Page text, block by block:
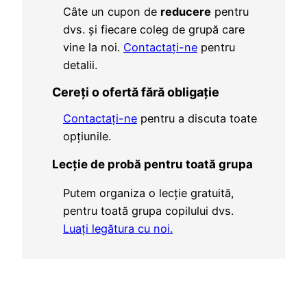
Câte un cupon de reducere pentru
dvs. și fiecare coleg de grupă care
vine la noi. Contactați-ne pentru
detalii.
Cereți o ofertă fără obligație
Contactați-ne pentru a discuta toate
opțiunile.
Lecție de probă pentru toată grupa
Putem organiza o lecție gratuită,
pentru toată grupa copilului dvs.
Luați legătura cu noi.